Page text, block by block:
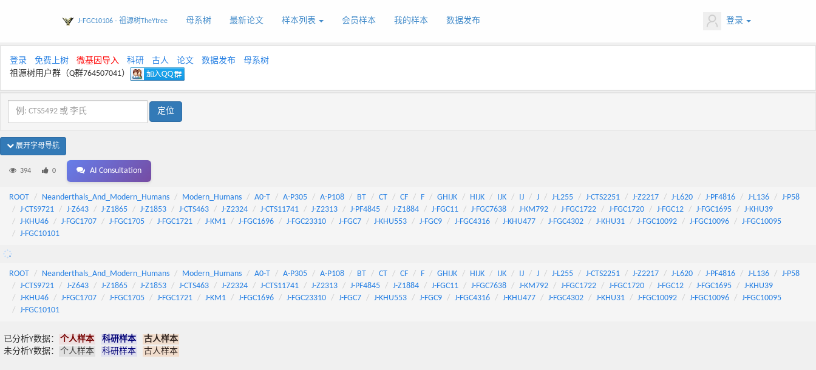
J-FGC10106 - 祖源树TheYtree 母系树 最新论文 样本列表 会员样本 我的样本 数据发布 登录
登录 免费上树 微基因导入 科研 古人 论文 数据发布
母系树
祖源树用户群（Q群764507041）
展开字母导航
394 0 AI Consultation
ROOT Neanderthals_And_Modern_Humans Modern_Humans A0-T A-P305 A-P108 BT CT CF F GHIJK HIJK IJK IJ J J-L255 J-CTS2251 J-Z2217 J-L620 J-PF4816 J-L136
J-P58
J-CTS9721
J-Z643 J-Z1865 J-Z1853 J-CTS463 J-Z2324 J-CTS11741 J-Z2313 J-PF4845 J-Z1884 J-FGC11 J-FGC7638 J-KM792 J-FGC1722 J-FGC1720 J-FGC12 J-FGC1695
J-KHU39
J-KHU46
J-FGC1707 J-FGC1705 J-FGC1721 J-KM1 J-FGC1696 J-FGC23310 J-FGC7 J-KHU553 J-FGC9 J-FGC4316 J-KHU477 J-FGC4302 J-KHU31 J-FGC10092 J-FGC10096
J-FGC10095
J-FGC10101
ROOT Neanderthals_And_Modern_Humans Modern_Humans A0-T A-P305 A-P108 BT CT CF F GHIJK HIJK IJK IJ J J-L255 J-CTS2251 J-Z2217 J-L620 J-PF4816 J-L136
J-P58
J-CTS9721
J-Z643 J-Z1865 J-Z1853 J-CTS463 J-Z2324 J-CTS11741 J-Z2313 J-PF4845 J-Z1884 J-FGC11 J-FGC7638 J-KM792 J-FGC1722 J-FGC1720 J-FGC12 J-FGC1695
J-KHU39
J-KHU46
J-FGC1707 J-FGC1705 J-FGC1721 J-KM1 J-FGC1696 J-FGC23310 J-FGC7 J-KHU553 J-FGC9 J-FGC4316 J-KHU477 J-FGC4302 J-KHU31 J-FGC10092 J-FGC10096
J-FGC10095
J-FGC10101
已分析Y数据： 个人样本 科研样本
古人样本
未分析Y数据：
个人样本 科研样本 古人样本